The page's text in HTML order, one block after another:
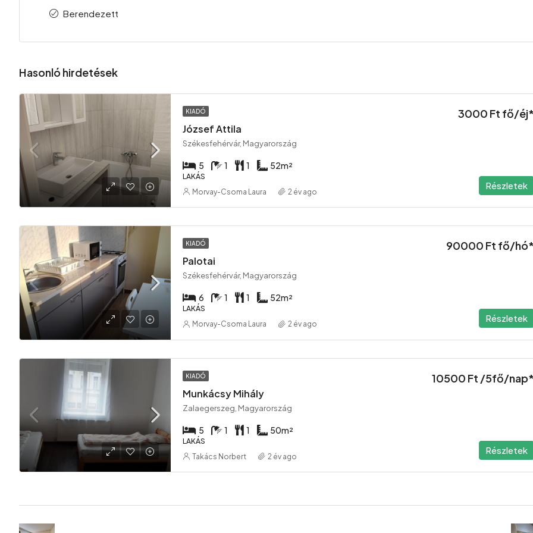
Berendezett
Hasonló hirdetések
KIADÓ
József Attila
3000 Ft fő/
Székesfehérvár, Magyarország
5 1 1 52m²
LAKÁS
Részletek
Morvay-Csoma Laura 2 év ago
KIADÓ
Palotai
90000 Ft fő/
Székesfehérvár, Magyarország
6 1 1 52m²
LAKÁS
Részletek
Morvay-Csoma Laura 2 év ago
KIADÓ
Munkácsy Mihály
10500 Ft /5fő/
Zalaegerszeg, Magyarország
5 1 1 50m²
LAKÁS
Részletek
Takács Norbert 2 év ago